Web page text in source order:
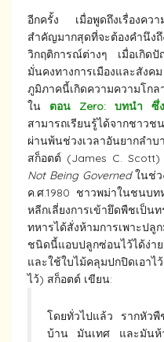
อีกครั้ง เมื่อพูดถึงเรื่องคว
สำคัญมากสุดที่จะต้องคำนึง
วิกฤติการณ์ต่างๆ เมื่อเกิด
มั่นคงทางการเมืองและ
ภูมิภาคนี้เกิดความความโก
ใน ตอน Zero: บทนำ ซึ่ง
สามารถเรียนรู้ได้จากชาว
ผ่านพ้นช่วงเวลาอันยากลำ
สก็อตต์ (James C. Scott)
Not Being Governedในช่ว
ค.ศ.1980 ชาวพม่าในชนบ
หลีกเลี่ยงการเข้ายึดพืชเป็
ทหารได้สั่งห้ามการเพาะปลู
ชนิดนี้แอบปลูกซ่อนไว้ได้ง่า
และใช้ใบไม้คลุมปกปิดเอา
ไว้) สก็อตต์ เขียน:
โดยทั่วไปแล้ว รากหั
บ้าน มันเทศ และมันห้